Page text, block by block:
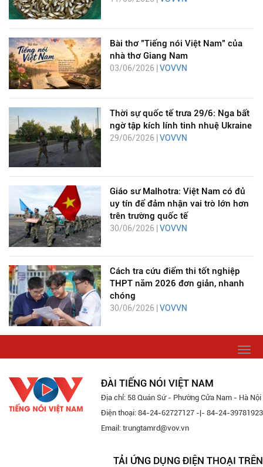
Bài thơ "Tiếng nói Việt Nam" của
nhà thơ Giang Nam
03/06/2026 | VOVVN
Thời sự quốc tế trưa 29/6: Nga bất
ngờ tập kích lính tinh nhuệ Ukraine
29/06/2026 | VOVVN
Giáo sư Malhotra: Việt Nam có đủ
uy tín để đảm nhận vai trò lớn hơn
trên trường quốc tế
30/06/2026 | VOVVN
Cách tra cứu điểm thi tốt nghiệp
THPT năm 2026 đơn giản, nhanh
chóng
30/06/2026 | VOVVN
ĐÀI TIẾNG NÓI VIỆT NAM
Địa chỉ: 58 Quán Sứ - Phường Cửa Nam - Hà Nội
Điện thoại: 84-24-62727127 -|- 84-24-39781923
Email: trungtamrd@vov.vn
TẢI ỨNG DỤNG ĐIỆN THOẠI TRÊN